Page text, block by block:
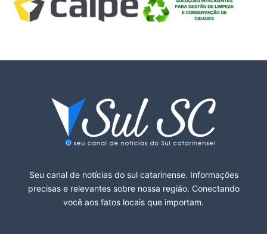
Seu canal de notícias do sul catarinense. Informações
precisas e relevantes sobre nossa região. Conectando
você aos fatos locais que importam.